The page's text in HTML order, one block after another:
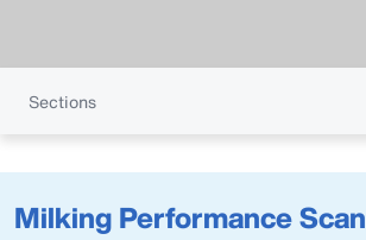
Sections
Milking Performance Scan